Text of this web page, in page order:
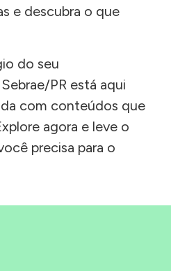
e descubra o que
do seu
PR está aqui
com conteúdos que
agora e leve o
precisa para o